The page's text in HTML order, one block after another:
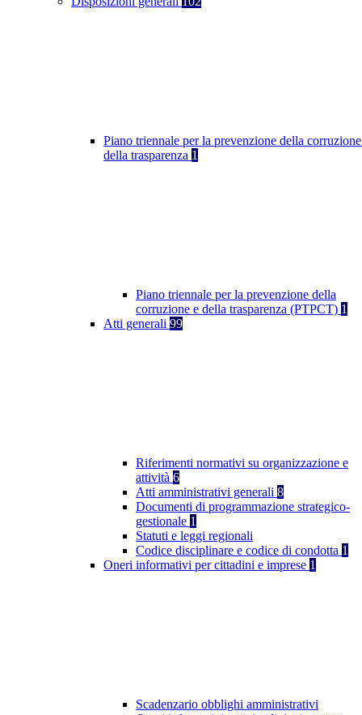
Piano triennale per la prevenzione della
della trasparenza 1
Piano triennale per la prevenzione della
corruzione e della trasparenza (PTPCT) 1
Atti generali 99
Riferimenti normativi su organizzazione e
attività 6
Atti amministrativi generali 8
Documenti di programmazione strategico-
gestionale 1
Statuti e leggi regionali
Codice disciplinare e codice di condotta 1
Oneri informativi per cittadini e imprese 1
Scadenzario obblighi amministrativi